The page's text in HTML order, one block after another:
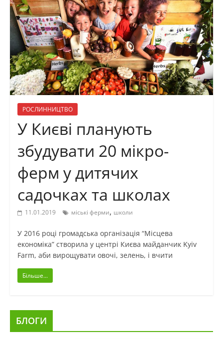
РОСЛИННИЦТВО
У Києві планують
збудувати 20 мікро-
ферм у дитячих
садочках та школах
11.01.2019 міські ферми, школи
У 2016 році громадська організація “Місцева
економіка” створила у центрі Києва майданчик Kyiv
Farm, аби вирощувати овочі, зелень, і вчити
Більше...
БЛОГИ